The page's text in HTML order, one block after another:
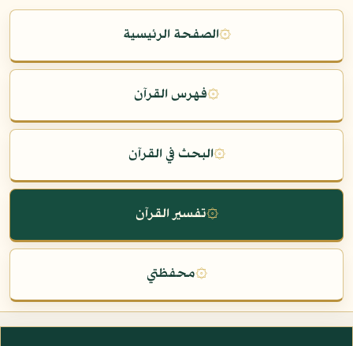
۞الصفحة الرئيسية
۞فهرس القرآن
۞البحث في القرآن
۞تفسير القرآن
۞محفظتي